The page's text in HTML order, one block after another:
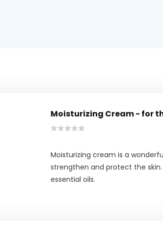
Moisturizing Cream - for
Moisturizing cream is a
strengthen and protect the
essential oils.